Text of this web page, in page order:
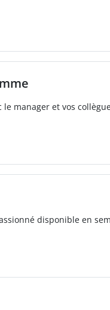
manager et vos
disponible en